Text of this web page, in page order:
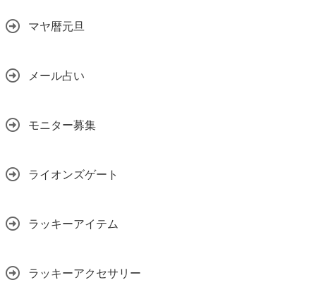
マヤ暦元旦
メール占い
モニター募集
ライオンズゲート
ラッキーアイテム
ラッキーアクセサリー